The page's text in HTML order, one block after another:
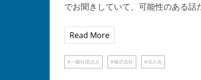
でお聞きしていて、可能性のある
Read More
一般社団法人 株式会社 法人化